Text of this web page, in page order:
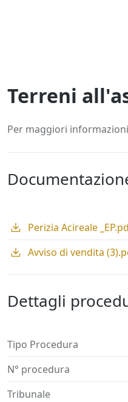
Terreni
Per maggiori
Perizia Acireale
Avviso di vendita
Dettagli
Tipo Procedura
N° procedura
Tribunale